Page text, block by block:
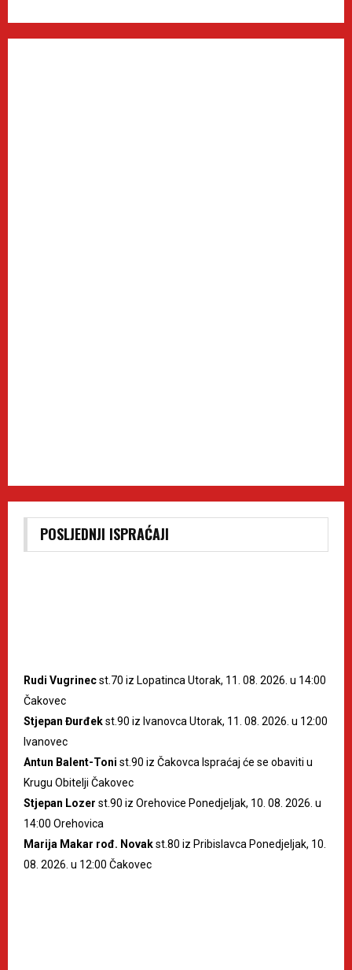
POSLJEDNJI ISPRAĆAJI
Rudi Vugrinecst.70 iz Lopatinca Utorak, 11. 08. 2026. u 14:00
Čakovec
Stjepan Đurđekst.90 iz Ivanovca Utorak, 11. 08. 2026. u 12:00
Ivanovec
Antun Balent-Toni st.90 iz Čakovca Ispraćaj će se obaviti u
Krugu Obitelji Čakovec
Stjepan Lozer st.90 iz Orehovice Ponedjeljak, 10. 08. 2026. u
14:00 Orehovica
Marija Makar rođ. Novakst.80 iz Pribislavca Ponedjeljak, 10.
08. 2026. u 12:00 Čakovec